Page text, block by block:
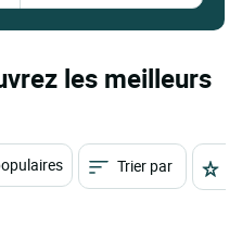
les meilleurs
Trier par